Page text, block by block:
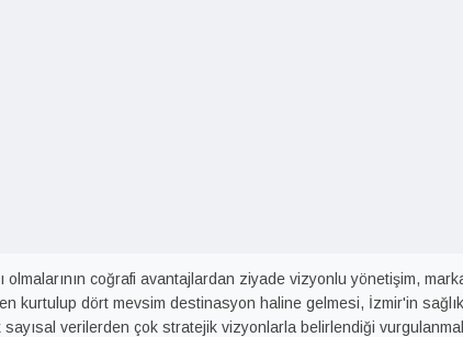
olmalarının coğrafi avantajlardan ziyade vizyonlu yönetişim,
kurtulup dört mevsim destinasyon haline gelmesi, İzmir'in
verilerden çok stratejik vizyonlarla belirlendiği